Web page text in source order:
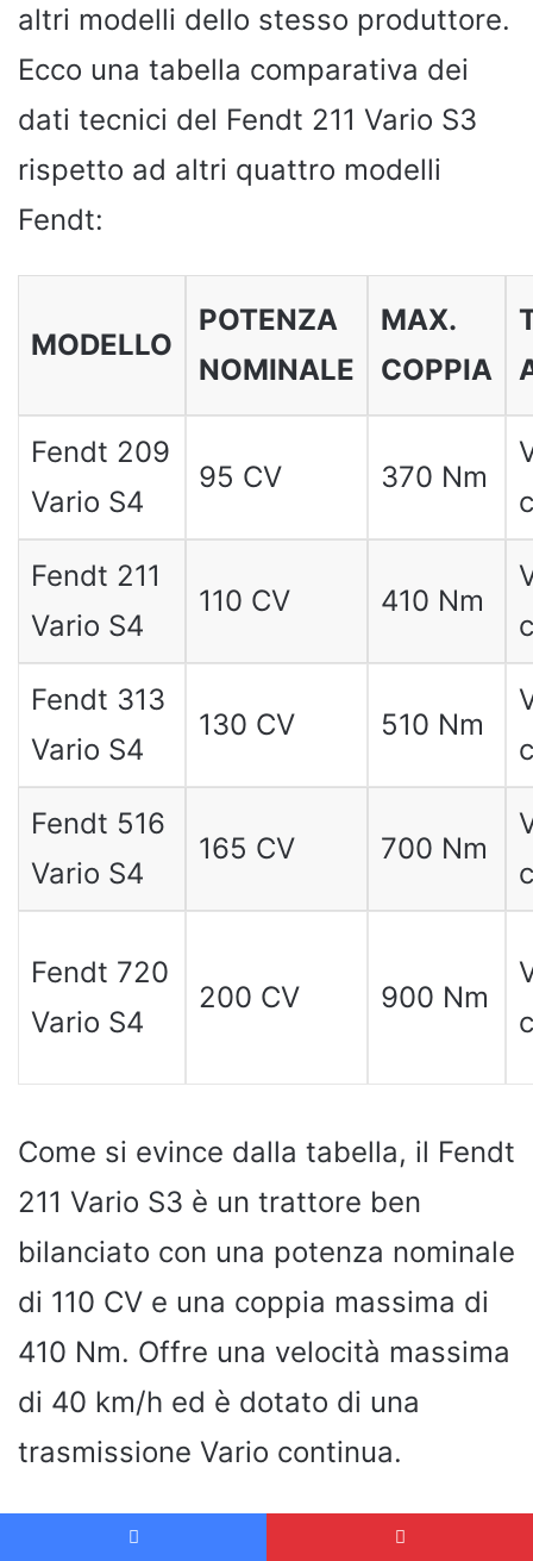
altri modelli dello stesso produttore.
Ecco una tabella comparativa dei
dati tecnici del Fendt 211 Vario S3
rispetto ad altri quattro modelli
Fendt:
MODELLO
POTENZA
NOMINALE
MAX.
COPPIA
Fendt 209
Vario S4
95 CV 370 Nm
Fendt 211
Vario S4
110 CV 410 Nm
Fendt 313
Vario S4
130 CV 510 Nm
Fendt 516
Vario S4
165 CV 700 Nm
Fendt 720
Vario S4
200 CV 900 Nm
Come si evince dalla tabella, il Fendt
211 Vario S3 è un trattore ben
bilanciato con una potenza nominale
di 110 CV e una coppia massima di
410 Nm. Offre una velocità massima
di 40 km/h ed è dotato di una
trasmissione Vario continua.
Vantaggi e svantaggi